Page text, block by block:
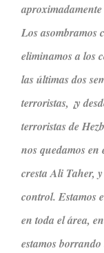
Los asombramos
eliminamos a los
las últimas dos
terroristas, ¡y
terroristas de
nos quedamos
cresta Ali Taher,
control. Estamos
en toda el área,
estamos